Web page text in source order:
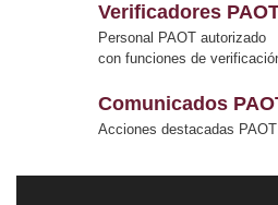
Verificadores
Personal PAOT autorizado
con funciones de
Comunicados
Acciones destacadas PAOT